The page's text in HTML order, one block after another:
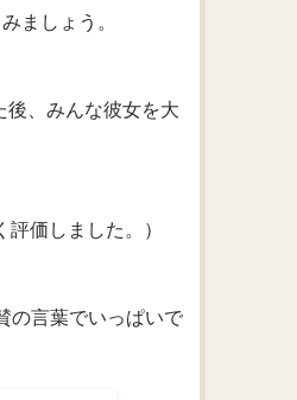
ましょう。
後、みんな彼女を大
価しました。）
の言葉でいっぱいで